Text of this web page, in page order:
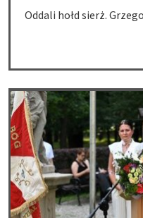
Oddali hołd sierż.
Medal „Pro Patria” dla